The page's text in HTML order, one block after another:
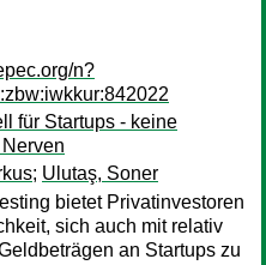
n?
für Startups - keine
; Ulutaş, Soner
bietet Privatinvestoren
sich auch mit relativ
an Startups zu